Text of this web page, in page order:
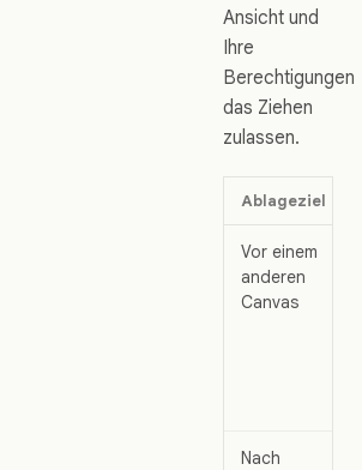
Ansicht und
Ihre
Berechtigungen
das Ziehen
zulassen.
Ablageziel
Vor einem
anderen
Canvas
Nach